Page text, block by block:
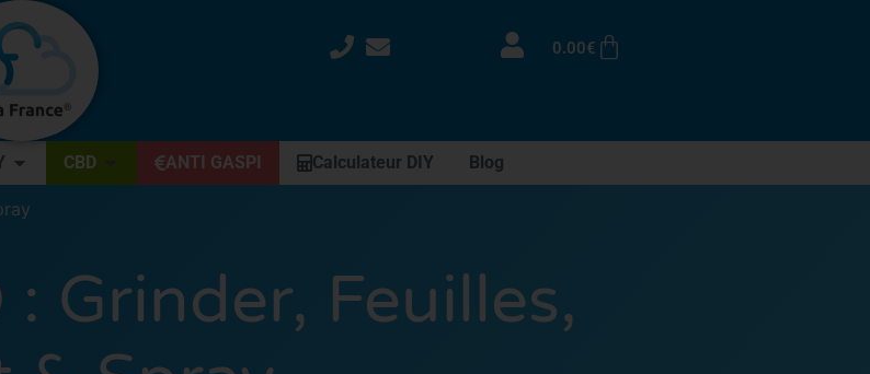
0.00€
CBD ANTI GASPI Calculateur DIY Blog
Grinder, Feuilles,